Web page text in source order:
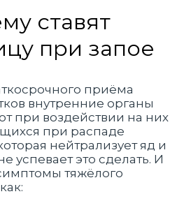
ставят
при запое
приёма
внутренние органы
при воздействии на них
при распаде
нейтрализует яд и
успевает это сделать. И
тяжёлого